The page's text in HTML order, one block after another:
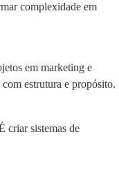
complexidade em
em marketing e
estrutura e propósito.
criar sistemas de